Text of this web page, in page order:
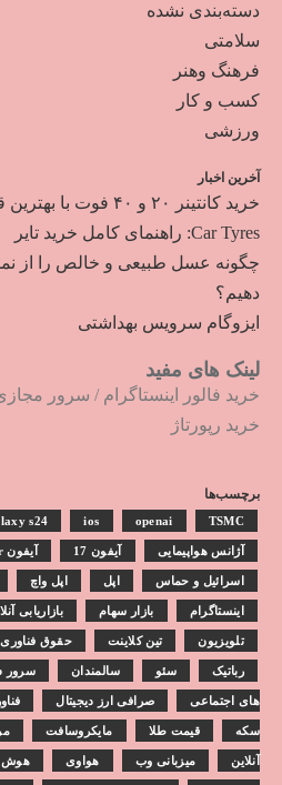
دسته‌بندی نشده
سلامتی
فرهنگ وهنر
کسب و کار
ورزشی
آخرین اخبار
خرید کانتینر ۲۰ و ۴۰ فوت با بهترین قیمت
Car Tyres: راهنمای کامل خرید تایر
چگونه عسل طبیعی و خالص را از
دهیم؟
ایزوگام سرویس بهداشتی
لینک های مفید
خرید فالور اینستاگرام / سرور
خرید رپورتاژ
برچسب‌ها
s24 ios openai TSMC
آژانس هواپیمایی آیفون 17 آیفون Air
اسرائیل و حماس اپل اپل واچ
اینستاگرام بازار سهام بازاریابی
تلویزیون تین کلاینت حقوق فناوری
رباتیک سئو سالمندان سرور hp
های اجتماعی صرافی ارز دیجیتال
سکه قیمت طلا مایکروسافت
آنلاین میزبانی وب هواوی هوش